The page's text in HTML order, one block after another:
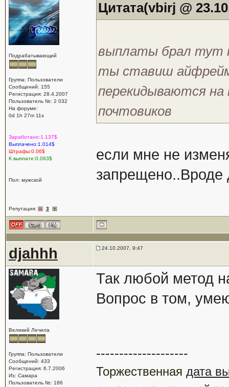
Подрабатывающий
Группа: Пользователи
Сообщений: 155
Регистрация: 28.4.2007
Пользователь №: 2 032
На форуме:
0d 1h 27m 11s
Заработано:1.137$
Выплачено:1.014$
Штрафы:0.06$
К выплате:0.063$
Пол: мужской
Репутация: 3
Цитата(vbirj @
выплаты брал тут
ты ставиш
перекидываются
почтовиков
если мне не
запрещено..Вроде
djahhh 24.10.2007, 9:47
Великий Лечила
Группа: Пользователи
Сообщений: 433
Регистрация: 6.7.2006
Из: Самара
Пользователь №: 186
Так любой метод
Вопрос в том,
--------------------
Торжественная дата